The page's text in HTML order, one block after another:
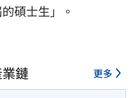
碩士生」。
鏈 更多